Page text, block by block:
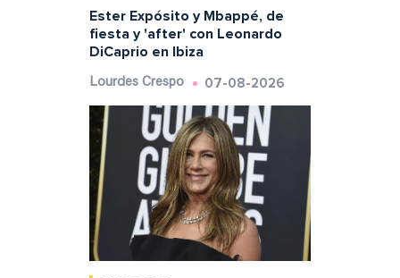
Ester Expósito y Mbappé, de
fiesta y 'after' con Leonardo
DiCaprio en Ibiza
Lourdes Crespo 07-08-2026